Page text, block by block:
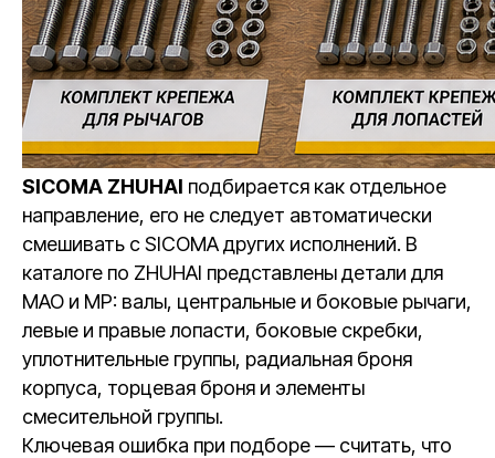
SICOMA ZHUHAI подбирается как отдельное
направление, его не следует автоматически
смешивать с SICOMA других исполнений. В
каталоге по ZHUHAI представлены детали для
MAO и MP: валы, центральные и боковые рычаги,
левые и правые лопасти, боковые скребки,
уплотнительные группы, радиальная броня
корпуса, торцевая броня и элементы
смесительной группы.
Ключевая ошибка при подборе — считать, что